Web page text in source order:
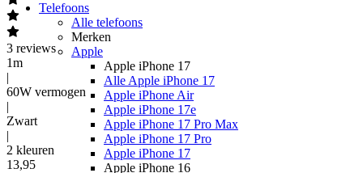
Telefoons
Alle telefoons
Merken
Apple
Apple iPhone 17
Alle Apple iPhone 17
Apple iPhone Air
Apple iPhone 17e
Apple iPhone 17 Pro Max
Apple iPhone 17 Pro
Apple iPhone 17
Apple iPhone 16
3 reviews
1m
|
60W vermogen
|
Zwart
|
2 kleuren
13,95